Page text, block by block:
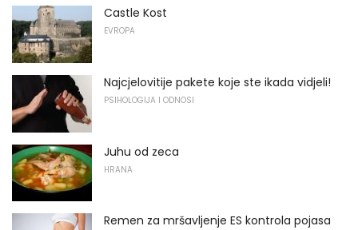
Castle Kost
EVROPA
Najcjelovitije pakete koje ste ikada vidjeli!
PSIHOLOGIJA I ODNOSI
Juhu od zeca
HRANA
Remen za mršavljenje ES kontrola pojasa